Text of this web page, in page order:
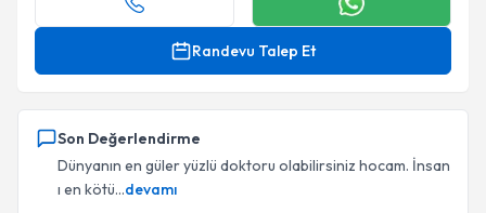
Randevu Talep Et
Son Değerlendirme
Dünyanın en güler yüzlü doktoru olabilirsiniz hocam. İnsan
ı en kötü...devamı